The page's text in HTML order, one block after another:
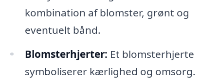
kombination af blomster, grønt og
eventuelt bånd.
Blomsterhjerter: Et blomsterhjerte
symboliserer kærlighed og omsorg.